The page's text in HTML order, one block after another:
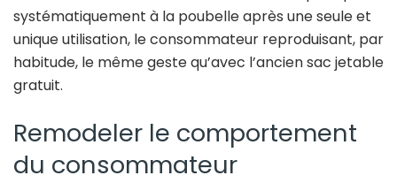
systématiquement à la poubelle après une seule et
unique utilisation, le consommateur reproduisant, par
habitude, le même geste qu’avec l’ancien sac jetable
gratuit.
Remodeler le comportement
du consommateur